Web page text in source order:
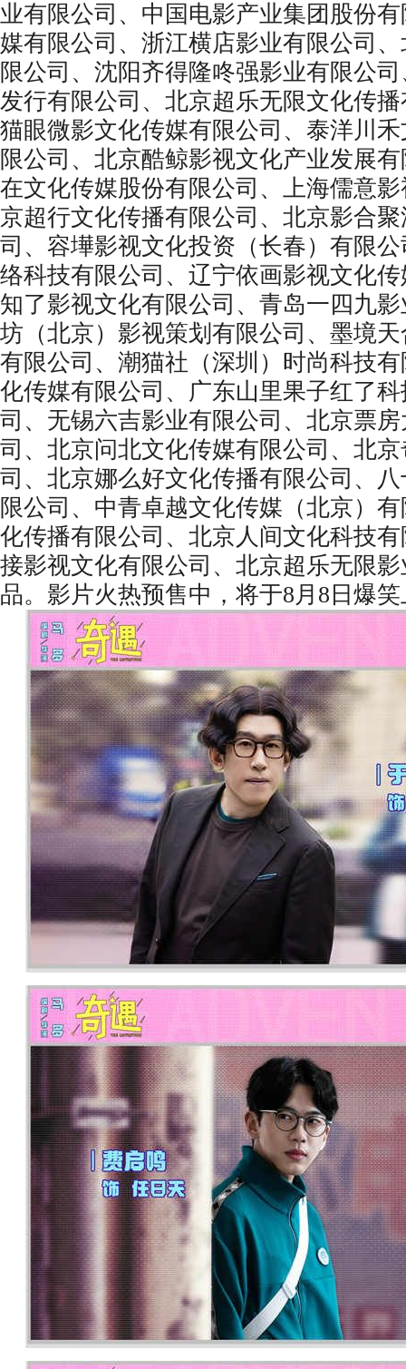
业有限公司、中国电影产业集团股份
媒有限公司、浙江横店影业有限公司
限公司、沈阳⻬得隆咚强影业有限公
发行有限公司、北京超乐无限文化传
猫眼微影文化传媒有限公司、泰洋川
限公司、北京酷鲸影视文化产业发展
在文化传媒股份有限公司、上海儒意
京超行文化传播有限公司、北京影合
司、容墷影视文化投资（⻓春）有限
络科技有限公司、辽宁依画影视文化
知了影视文化有限公司、⻘岛一四九
坊（北京）影视策划有限公司、墨境
有限公司、潮猫社（深圳）时尚科技
化传媒有限公司、广东山里果子红了
司、无锡六吉影业有限公司、北京票
司、北京问北文化传媒有限公司、北
司、北京娜么好文化传播有限公司、
限公司、中⻘卓越文化传媒（北京）
化传播有限公司、北京人间文化科技
接影视文化有限公司、北京超乐无限
品。影片火热预售中，将于8月8日爆